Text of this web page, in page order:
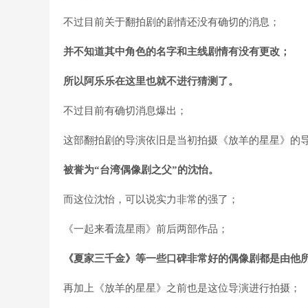
不过目前关于翻拍剧的剧情还没有确切的消息；
并不知道其中角色的名字和主线剧情有没有更改；
所以阿乐乐在这里也就不进行猜测了。
不过目前有确切消息爆出；
这部翻拍剧的导演依旧是当初拍摄《放羊的星星》的
被誉为“台湾偶像剧之父”的沈怡。
而这位沈怡，可以说实力非常的强了；
《一起来看流星雨》前后两部作品；
《夏家三千金》等一些口碑非常好的偶像剧都是由他
再加上《放羊的星星》之前也是这位导演进行拍摄；